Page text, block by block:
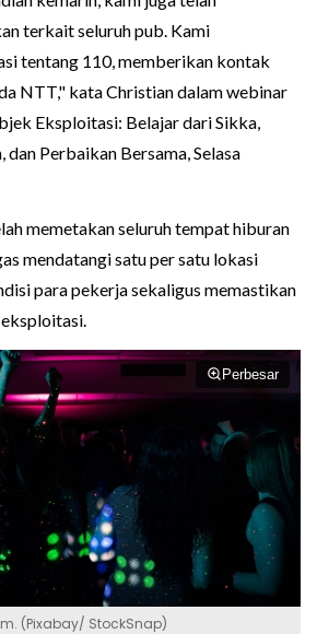
terkait seluruh pub. Kami
tentang 110, memberikan kontak
NTT," kata Christian dalam webinar
Eksploitasi: Belajar dari Sikka,
dan Perbaikan Bersama, Selasa
memetakan seluruh tempat hiburan
mendatangi satu per satu lokasi
para pekerja sekaligus memastikan
Perbesar
(Pixabay/ StockSnap)